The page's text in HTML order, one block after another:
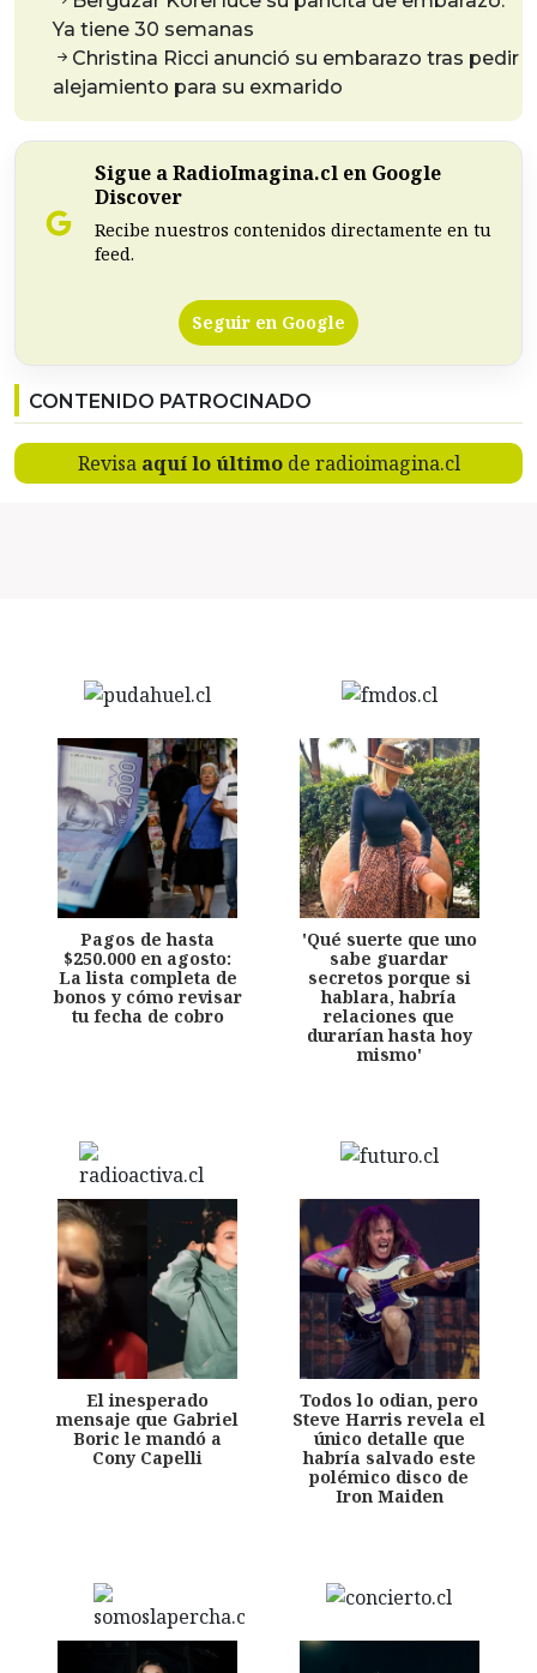
Ya tiene 30 semanas
Christina Ricci anunció su embarazo tras pedir
alejamiento para su exmarido
Sigue a RadioImagina.cl en Google
Discover
Recibe nuestros contenidos directamente en tu
feed.
Seguir en Google
CONTENIDO PATROCINADO
Revisa aquí lo últimode radioimagina.cl
Pagos de hasta
$250.000 en agosto:
La lista completa de
bonos y cómo revisar
tu fecha de cobro
'Qué suerte que uno
sabe guardar
secretos porque si
hablara, habría
relaciones que
durarían hasta hoy
mismo'
El inesperado
mensaje que Gabriel
Boric le mandó a
Cony Capelli
Todos lo odian, pero
Steve Harris revela el
único detalle que
habría salvado este
polémico disco de
Iron Maiden